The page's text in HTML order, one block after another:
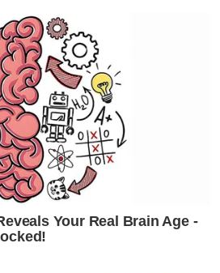
Your Real Brain Age -